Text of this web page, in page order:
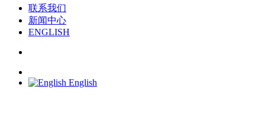
联系我们
新闻中心
ENGLISH
English